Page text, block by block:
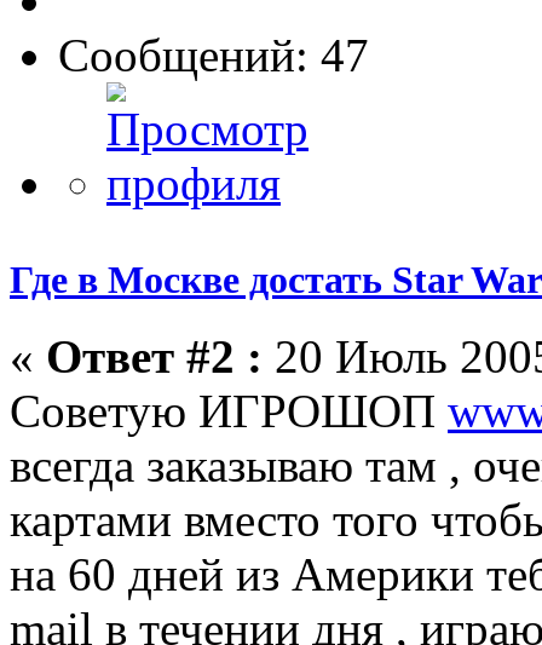
Сообщений: 47
Где в Москве достать Star
« Ответ #2 : 20 Июль
Советую ИГРОШОП
всегда заказываю там ,
картами вместо того
на 60 дней из Америки
mail в течении дня ,